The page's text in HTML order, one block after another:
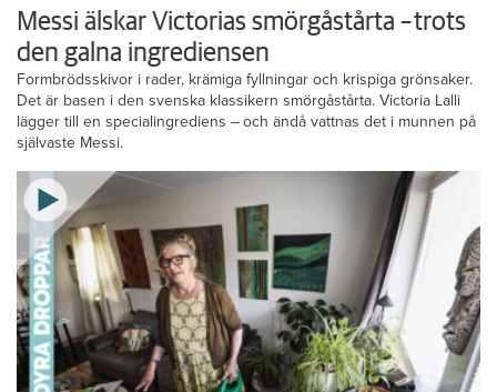
Messi älskar Victorias smörgåstårta – trots
den galna ingrediensen
Formbrödsskivor i rader, krämiga fyllningar och krispiga grönsaker.
Det är basen i den svenska klassikern smörgåstårta. Victoria Lalli
lägger till en specialingrediens – och ändå vattnas det i munnen på
självaste Messi.